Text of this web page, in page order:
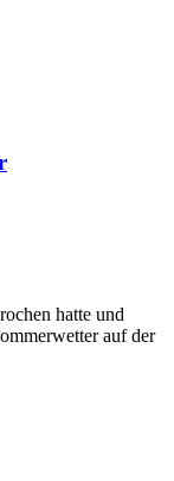
hatte und
auf der